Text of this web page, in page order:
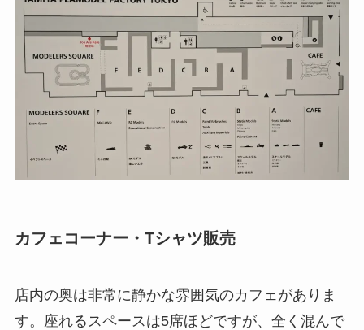
カフェコーナー・Tシャツ販売
店内の奥は非常に静かな雰囲気のカフェがありま
す。座れるスペースは5席ほどですが、全く混んで